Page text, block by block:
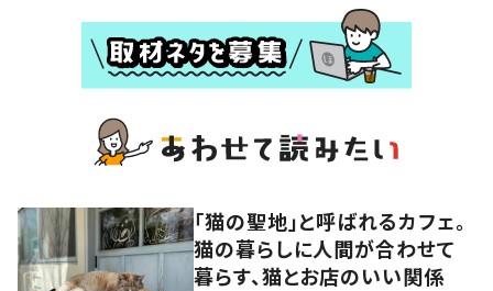
「猫の聖地」と呼ばれるカフェ。
猫の暮らしに人間が合わせて
暮らす、猫とお店のいい関係